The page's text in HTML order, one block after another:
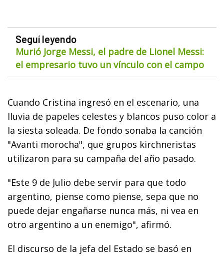
Seguí leyendo
Murió Jorge Messi, el padre de Lionel Messi:
el empresario tuvo un vínculo con el campo
Cuando Cristina ingresó en el escenario, una
lluvia de papeles celestes y blancos puso color a
la siesta soleada. De fondo sonaba la canción
"Avanti morocha", que grupos kirchneristas
utilizaron para su campaña del año pasado.
"Este 9 de Julio debe servir para que todo
argentino, piense como piense, sepa que no
puede dejar engañarse nunca más, ni vea en
otro argentino a un enemigo", afirmó.
El discurso de la jefa del Estado se basó en